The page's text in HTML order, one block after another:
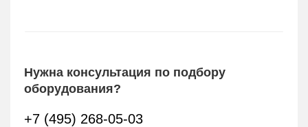
Нужна консультация по подбору
оборудования?
+7 (495) 268-05-03